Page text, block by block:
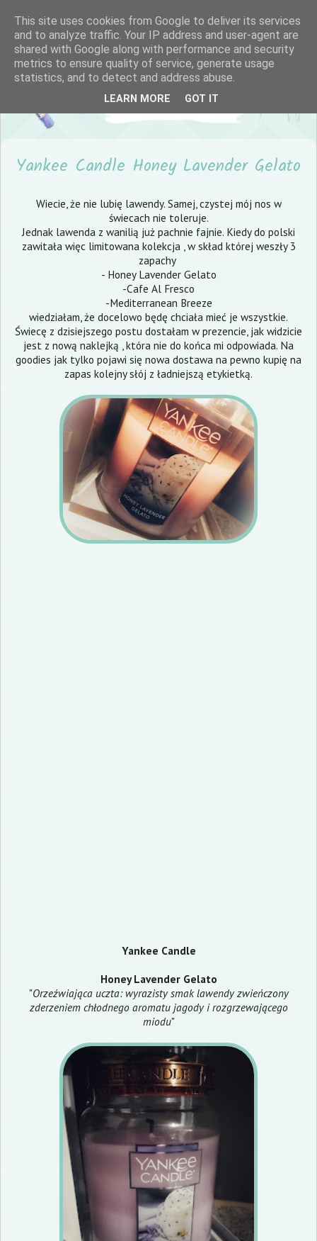
Yankee Candle Honey Lavender Gelato
Wiecie, że nie lubię lawendy. Samej, czystej mój nos w
świecach nie toleruje.
Jednak lawenda z wanilią już pachnie fajnie. Kiedy do polski
zawitała więc limitowana kolekcja , w skład której weszły 3
zapachy
- Honey Lavender Gelato
-Cafe Al Fresco
-Mediterranean Breeze
wiedziałam, że docelowo będę chciała mieć je wszystkie.
Świecę z dzisiejszego postu dostałam w prezencie, jak widzicie
jest z nową naklejką , która nie do końca mi odpowiada. Na
goodies jak tylko pojawi się nowa dostawa na pewno kupię na
zapas kolejny słój z ładniejszą etykietką.
Yankee Candle
Honey Lavender Gelato
"Orzeźwiająca uczta: wyrazisty smak lawendy zwieńczony
zderzeniem chłodnego aromatu jagody i rozgrzewającego
miodu"
This site uses cookies from Google to deliver its services
and to analyze traffic. Your IP address and user-agent are
shared with Google along with performance and security
metrics to ensure quality of service, generate usage
statistics, and to detect and address abuse.
LEARN MORE GOT IT